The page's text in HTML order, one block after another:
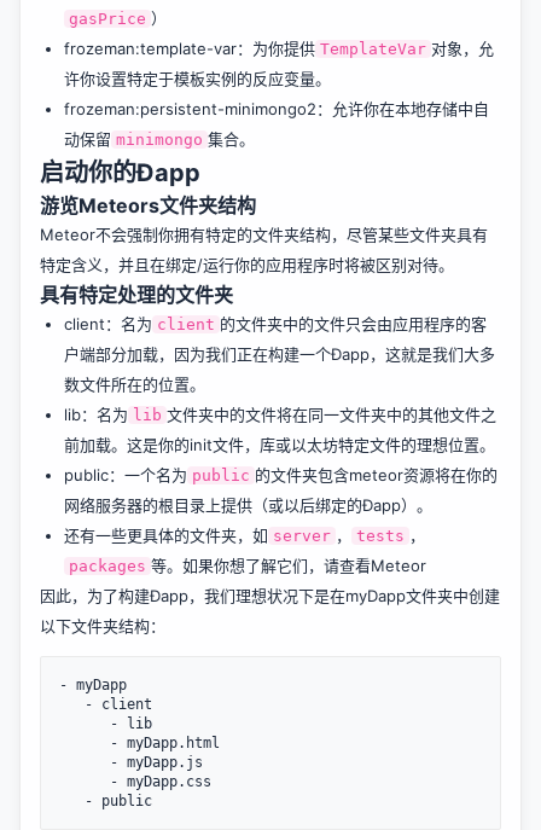
gasPrice ）
frozeman:template-var：为你提供 TemplateVar 对象，允
许你设置特定于模板实例的反应变量。
frozeman:persistent-minimongo2：允许你在本地存储中自
动保留 minimongo 集合。
启动你的Ðapp
游览Meteors文件夹结构
Meteor不会强制你拥有特定的文件夹结构，尽管某些文件夹具有
特定含义，并且在绑定/运行你的应用程序时将被区别对待。
具有特定处理的文件夹
client：名为 client 的文件夹中的文件只会由应用程序的客
户端部分加载，因为我们正在构建一个Ðapp，这就是我们大多
数文件所在的位置。
lib：名为 lib 文件夹中的文件将在同一文件夹中的其他文件之
前加载。这是你的init文件，库或以太坊特定文件的理想位置。
public：一个名为 public 的文件夹包含meteor资源将在你的
网络服务器的根目录上提供（或以后绑定的Ðapp）。
还有一些更具体的文件夹，如 server ， tests ，
packages 等。如果你想了解它们，请查看Meteor
因此，为了构建Ðapp，我们理想状况下是在myDapp文件夹中创建
以下文件夹结构：
- myDapp